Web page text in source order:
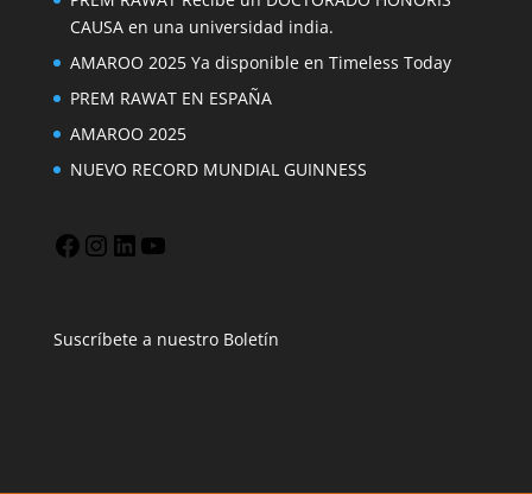
CAUSA en una universidad india.
AMAROO 2025 Ya disponible en Timeless Today
PREM RAWAT EN ESPAÑA
AMAROO 2025
NUEVO RECORD MUNDIAL GUINNESS
Facebook
Instagram
LinkedIn
Suscríbete a nuestro Boletín